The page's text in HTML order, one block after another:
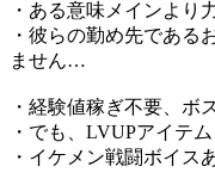
・ある意味メインより
・彼らの勤め先である
ません…
・経験値稼ぎ不要、ボ
・でも、LVUPアイテ
・イケメン戦闘ボイス